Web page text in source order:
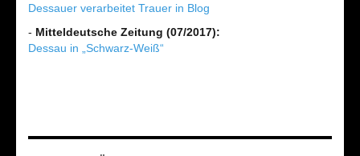
Dessauer verarbeitet Trauer in Blog
- Mitteldeutsche Zeitung (07/2017):
Dessau in „Schwarz-Weiß“